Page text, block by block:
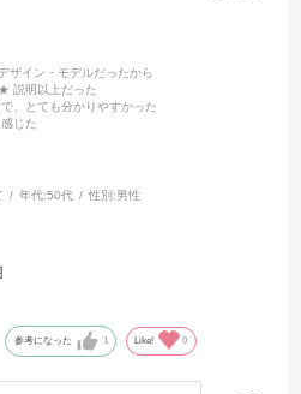
ザイン・モデルだったから
明以上だった
とても分かりやすかった
じた
年代:50代 性別:男性
参考になった 1 Like! 0